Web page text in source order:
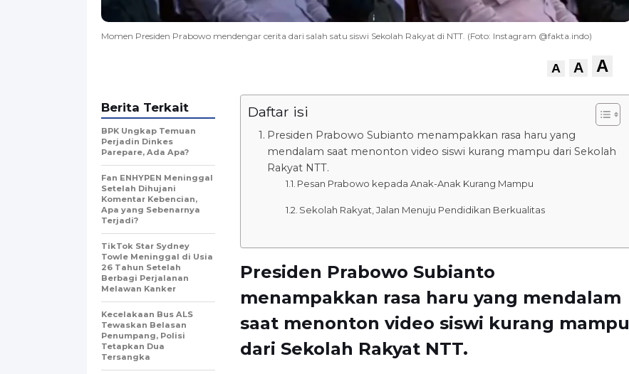
Momen Presiden Prabowo mendengar cerita dari salah satu siswi Sekolah Rakyat di NTT. (Foto: Instagram @fakta.indo)
A A A
Daftar isi
Presiden Prabowo Subianto menampakkan rasa haru yang
mendalam saat menonton video siswi kurang mampu dari Sekolah
Rakyat NTT.
Pesan Prabowo kepada Anak-Anak Kurang Mampu
Sekolah Rakyat, Jalan Menuju Pendidikan Berkualitas
Presiden Prabowo Subianto
menampakkan rasa haru yang mendalam
saat menonton video siswi kurang mampu
dari Sekolah Rakyat NTT.
Berita Terkait
BPK Ungkap Temuan
Perjadin Dinkes
Parepare, Ada Apa?
Fan ENHYPEN Meninggal
Setelah Dihujani
Komentar Kebencian,
Apa yang Sebenarnya
Terjadi?
TikTok Star Sydney
Towle Meninggal di Usia
26 Tahun Setelah
Berbagi Perjalanan
Melawan Kanker
Kecelakaan Bus ALS
Tewaskan Belasan
Penumpang, Polisi
Tetapkan Dua
Tersangka